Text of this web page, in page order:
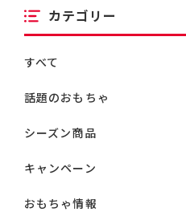
カテゴリー
すべて
話題のおもちゃ
シーズン商品
キャンペーン
おもちゃ情報